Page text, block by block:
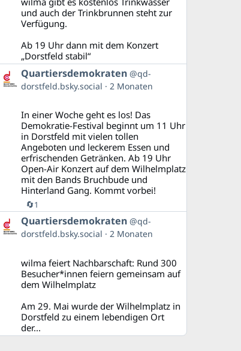
und auch der Trinkbrunnen steht zur
Verfügung.
Ab 19 Uhr dann mit dem Konzert
„Dorstfeld stabil“
Beitrag
von
Quartiersdemokraten
Bluesky
ansehen
Quartiersdemokraten @qd-
dorstfeld.bsky.social
2 Monaten
In einer Woche geht es los! Das
Demokratie-Festival beginnt um 11 Uhr
in Dorstfeld mit vielen tollen
Angeboten und leckerem Essen und
erfrischenden Getränken. Ab 19 Uhr
Open-Air Konzert auf dem Wilhelmplatz
mit den Bands Bruchbude und
Hinterland Gang. Kommt vorbei!
🔄1
Beitrag
von
Quartiersdemokraten
Bluesky
ansehen
Quartiersdemokraten @qd-
dorstfeld.bsky.social
2 Monaten
wilma feiert Nachbarschaft: Rund 300
Besucher*innen feiern gemeinsam auf
dem Wilhelmplatz
Am 29. Mai wurde der Wilhelmplatz in
Dorstfeld zu einem lebendigen Ort
der...